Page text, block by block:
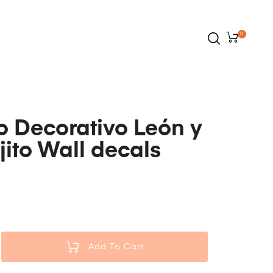
0
Decorativo León y
Wall decals
Add To Cart